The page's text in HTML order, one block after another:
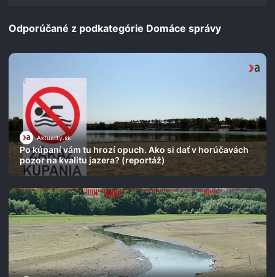
Odporúčané z podkategórie Domáce správy
Aktuality.sk
Po kúpaní vám tu hrozí opuch. Ako si dať v horúčavách
pozor na kvalitu jazera? (reportáž)